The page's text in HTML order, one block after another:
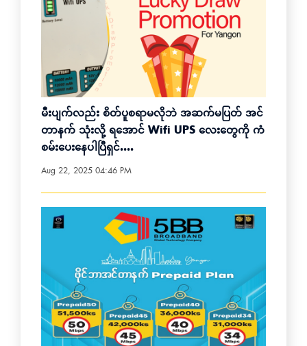
မီးပျက်လည်း စိတ်ပူစရာမလိုဘဲ အဆက်မပြတ် အင်
တာနက် သုံးလို့ ရ‌အောင် Wifi UPS လေးတွေကို ကံ
စမ်းပေးနေပါပြီရှင်....
Aug 22, 2025 04:46 PM